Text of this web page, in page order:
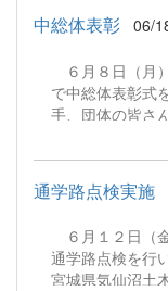
中総体表彰 06/
６月８日（月
で中総体表彰式
手、団体の皆さ
通学路点検実施
６月１２日（
通学路点検を行
宮城県気仙沼土